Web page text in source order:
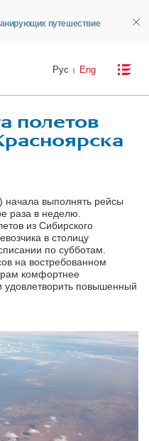
путешествие
Рус Eng
полетов
начала выполнять рейсы
раза в неделю.
из Сибирского
в столицу
по субботам.
на востребованном
комфортнее
удовлетворить повышенный